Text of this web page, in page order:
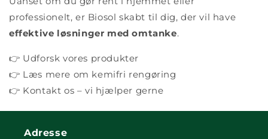
professionelt, er Biosol skabt til dig, der vil have
effektive løsninger med omtanke.
👉 Udforsk vores produkter
👉 Læs mere om kemifri rengøring
👉 Kontakt os – vi hjælper gerne
Adresse